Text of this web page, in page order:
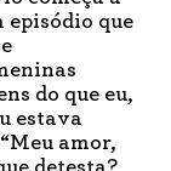
episódio que
do que eu,
estava
amor,